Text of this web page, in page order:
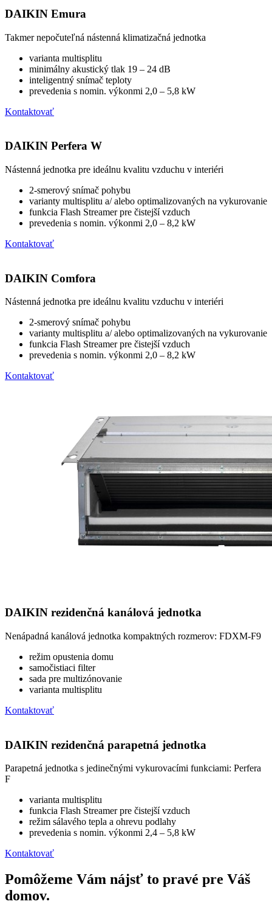
DAIKIN Emura
Takmer nepočuteľná nástenná klimatizačná jednotka
varianta multisplitu
minimálny akustický tlak 19 – 24 dB
inteligentný snímač teploty
prevedenia s nomin. výkonmi 2,0 – 5,8 kW
Kontaktovať
DAIKIN Perfera W
Nástenná jednotka pre ideálnu kvalitu vzduchu v interiéri
2-smerový snímač pohybu
varianty multisplitu a/ alebo optimalizovaných na vykurovanie
funkcia Flash Streamer pre čistejší vzduch
prevedenia s nomin. výkonmi 2,0 – 8,2 kW
Kontaktovať
DAIKIN Comfora
Nástenná jednotka pre ideálnu kvalitu vzduchu v interiéri
2-smerový snímač pohybu
varianty multisplitu a/ alebo optimalizovaných na vykurovanie
funkcia Flash Streamer pre čistejší vzduch
prevedenia s nomin. výkonmi 2,0 – 8,2 kW
Kontaktovať
DAIKIN rezidenčná kanálová jednotka
Nenápadná kanálová jednotka kompaktných rozmerov: FDXM-F9
režim opustenia domu
samočistiaci filter
sada pre multizónovanie
varianta multisplitu
Kontaktovať
DAIKIN rezidenčná parapetná jednotka
Parapetná jednotka s jedinečnými vykurovacími funkciami: Perfera
F
varianta multisplitu
funkcia Flash Streamer pre čistejší vzduch
režim sálavého tepla a ohrevu podlahy
prevedenia s nomin. výkonmi 2,4 – 5,8 kW
Kontaktovať
Pomôžeme Vám nájsť to pravé pre Váš
domov.